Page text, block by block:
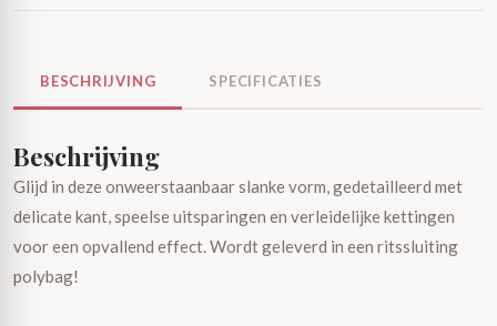
BESCHRIJVING SPECIFICATIES
Beschrijving
Glijd in deze onweerstaanbaar slanke vorm, gedetailleerd met
delicate kant, speelse uitsparingen en verleidelijke kettingen
voor een opvallend effect. Wordt geleverd in een ritssluiting
polybag!